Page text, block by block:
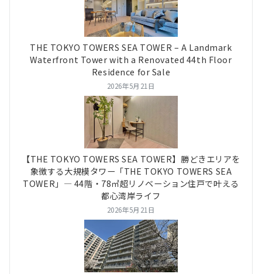
THE TOKYO TOWERS SEA TOWER – A Landmark
Waterfront Tower with a Renovated 44th Floor
Residence for Sale
2026年5月21日
【THE TOKYO TOWERS SEA TOWER】勝どきエリアを
象徴する大規模タワー「THE TOKYO TOWERS SEA
TOWER」― 44階・78㎡超リノベーション住戸で叶える
都心湾岸ライフ
2026年5月21日